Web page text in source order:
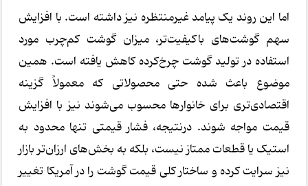
اما این روند یک پیامد غیرمنتظره نیز داشته است. با افزایش
سهم گوشت‌های باکیفیت‌تر، میزان گوشت کم‌چرب مورد
استفاده در تولید گوشت چرخ‌کرده کاهش یافته است. همین
موضوع باعث شده حتی محصولاتی که معمولاً گزینه
اقتصادی‌تری برای خانوارها محسوب می‌شوند نیز با افزایش
قیمت مواجه شوند. درنتیجه، فشار قیمتی تنها محدود به
استیک یا قطعات ممتاز نیست، بلکه به بخش‌های ارزان‌تر بازار
نیز سرایت کرده و ساختار کلی قیمت گوشت را در آمریکا تغییر